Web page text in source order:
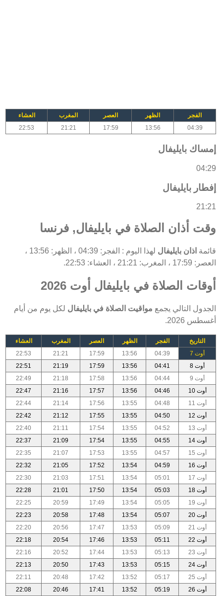
الفجر الظهر العصر المغرب
العشاء
04:39
13:56
17:59
21:21
22:53
إمساك بايليفال
04:29
إفطار بايليفال
21:21
وقت أذان الصلاة في بايليفال, فرنسا
قائمة اذان بايليفال
لهذا اليوم : الفجر: 04:39 ، الظهر: 13:56 ،
العصر: 17:59 ، المغرب: 21:21 ، العشاء: 22:53.
أوقات الصلاة في بايليفال أوت 2026
الجدول التالي يجمع مواقيت الصلاة في بايليفال لكل يوم من أيام
أغسطس 2026.
التاريخ الفجر الظهر العصر المغرب
العشاء
أوت 7
04:39
13:56
17:59
21:21
22:53
أوت 8
04:41
13:56
17:59
21:19
22:51
أوت 9
04:44
13:56
17:58
21:18
22:49
أوت 10
04:46
13:56
17:57
21:16
22:47
أوت 11
04:48
13:55
17:56
21:14
22:44
أوت 12
04:50
13:55
17:55
21:12
22:42
أوت 13
04:52
13:55
17:54
21:11
22:40
أوت 14
04:55
13:55
17:54
21:09
22:37
أوت 15
04:57
13:55
17:53
21:07
22:35
أوت 16
04:59
13:54
17:52
21:05
22:32
أوت 17
05:01
13:54
17:51
21:03
22:30
أوت 18
05:03
13:54
17:50
21:01
22:28
أوت 19
05:05
13:54
17:49
20:59
22:25
أوت 20
05:07
13:54
17:48
20:58
22:23
أوت 21
05:09
13:53
17:47
20:56
22:20
أوت 22
05:11
13:53
17:46
20:54
22:18
أوت 23
05:13
13:53
17:44
20:52
22:16
أوت 24
05:15
13:53
17:43
20:50
22:13
أوت 25
05:17
13:52
17:42
20:48
22:11
أوت 26
05:19
13:52
17:41
20:46
22:08